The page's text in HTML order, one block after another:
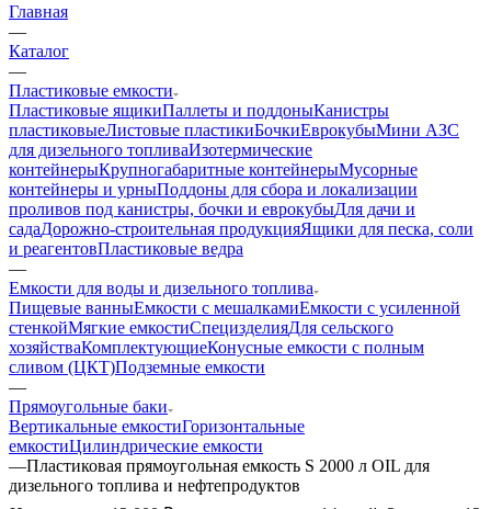
Главная
—
Каталог
—
Пластиковые емкости
Пластиковые ящикиПаллеты и поддоныКанистры
пластиковыеЛистовые пластикиБочкиЕврокубыМини АЗС
для дизельного топливаИзотермические
контейнерыКрупногабаритные контейнерыМусорные
контейнеры и урныПоддоны для сбора и локализации
проливов под канистры, бочки и еврокубыДля дачи и
садаДорожно-строительная продукцияЯщики для песка, соли
и реагентовПластиковые ведра
—
Емкости для воды и дизельного топлива
Пищевые ванныЕмкости с мешалкамиЕмкости с усиленной
стенкойМягкие емкостиСпецизделияДля сельского
хозяйстваКомплектующиеКонусные емкости с полным
сливом (ЦКТ)Подземные емкости
—
Прямоугольные баки
Вертикальные емкостиГоризонтальные
емкостиЦилиндрические емкости
—Пластиковая прямоугольная емкость S 2000 л OIL для
дизельного топлива и нефтепродуктов